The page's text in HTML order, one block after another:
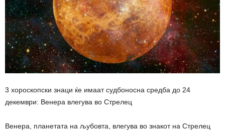
3 хороскопски знаци ќе имаат судбоносна средба до 24
декември: Венера влегува во Стрелец
Венера, планетата на љубовта, влегува во знакот на Стрелец